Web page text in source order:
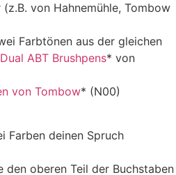
von Hahnemühle, Tombow
Farbtönen aus der gleichen
Dual ABT Brushpens* von
von Tombow* (N00)
Farben deinen Spruch
den oberen Teil der Buchstaben